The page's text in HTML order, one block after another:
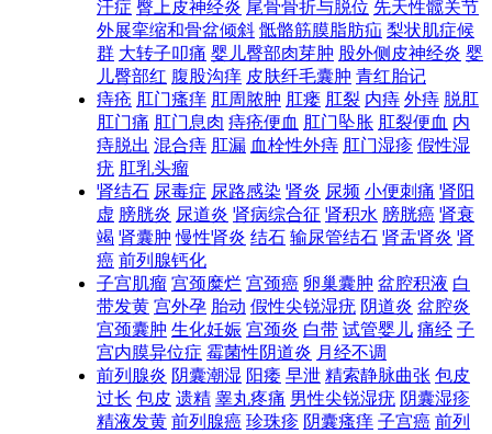
汗症 臀上皮神经炎 尾骨骨折与脱位 先天性髋关节
外展挛缩和骨盆倾斜 骶骼筋膜脂肪疝 梨状肌症候
群 大转子叩痛 婴儿臀部肉芽肿 股外侧皮神经炎 婴
儿臀部红 腹股沟痒 皮肤纤毛囊肿 青红胎记
痔疮 肛门瘙痒 肛周脓肿 肛瘘 肛裂 内痔 外痔 脱肛
肛门痛 肛门息肉 痔疮便血 肛门坠胀 肛裂便血 内
痔脱出 混合痔 肛漏 血栓性外痔 肛门湿疹 假性湿
疣 肛乳头瘤
肾结石 尿毒症 尿路感染 肾炎 尿频 小便刺痛 肾阳
虚 膀胱炎 尿道炎 肾病综合征 肾积水 膀胱癌 肾衰
竭 肾囊肿 慢性肾炎 结石 输尿管结石 肾盂肾炎 肾
癌 前列腺钙化
子宫肌瘤 宫颈糜烂 宫颈癌 卵巢囊肿 盆腔积液 白
带发黄 宫外孕 胎动 假性尖锐湿疣 阴道炎 盆腔炎
宫颈囊肿 生化妊娠 宫颈炎 白带 试管婴儿 痛经 子
宫内膜异位症 霉菌性阴道炎 月经不调
前列腺炎 阴囊潮湿 阳痿 早泄 精索静脉曲张 包皮
过长 包皮 遗精 睾丸疼痛 男性尖锐湿疣 阴囊湿疹
精液发黄 前列腺癌 珍珠疹 阴囊瘙痒 子宫癌 前列